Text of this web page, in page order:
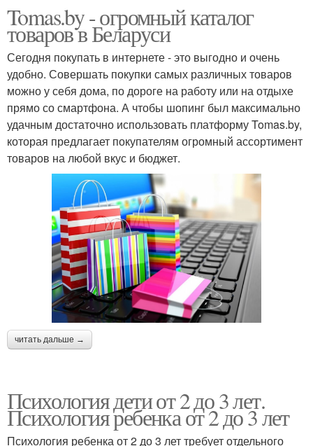
Tomas.by - огромный каталог
товаров в Беларуси
Сегодня покупать в интернете - это выгодно и очень
удобно. Совершать покупки самых различных товаров
можно у себя дома, по дороге на работу или на отдыхе
прямо со смартфона. А чтобы шопинг был максимально
удачным достаточно использовать платформу Tomas.by,
которая предлагает покупателям огромный ассортимент
товаров на любой вкус и бюджет.
читать дальше →
Психология дети от 2 до 3 лет.
Психология ребенка от 2 до 3 лет
Психология ребенка от 2 до 3 лет требует отдельного